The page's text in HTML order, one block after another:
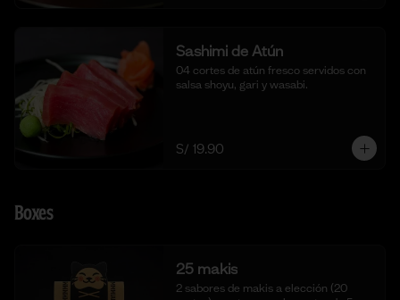
Sashimi de Atún
04 cortes de atún fresco servidos con
salsa shoyu, gari y wasabi.
S/ 19.90
Boxes
25 makis
2 sabores de makis a elección (20